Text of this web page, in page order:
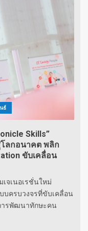
ธ์
Skills”
ลกอนาคต พลิก
ขับเคลื่อน
จเนอเรชั่นใหม่
บครบวงจรที่ขับเคลื่อน
ารพัฒนาทักษะคน